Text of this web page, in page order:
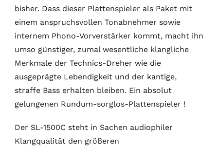
bisher. Dass dieser Plattenspieler als Paket mit
einem anspruchsvollen Tonabnehmer sowie
internem Phono-Vorverstärker kommt, macht ihn
umso günstiger, zumal wesentliche klangliche
Merkmale der Technics-Dreher wie die
ausgeprägte Lebendigkeit und der kantige,
straffe Bass erhalten bleiben. Ein absolut
gelungenen Rundum-sorglos-Plattenspieler !
Der SL-1500C steht in Sachen audiophiler
Klangqualität den größeren